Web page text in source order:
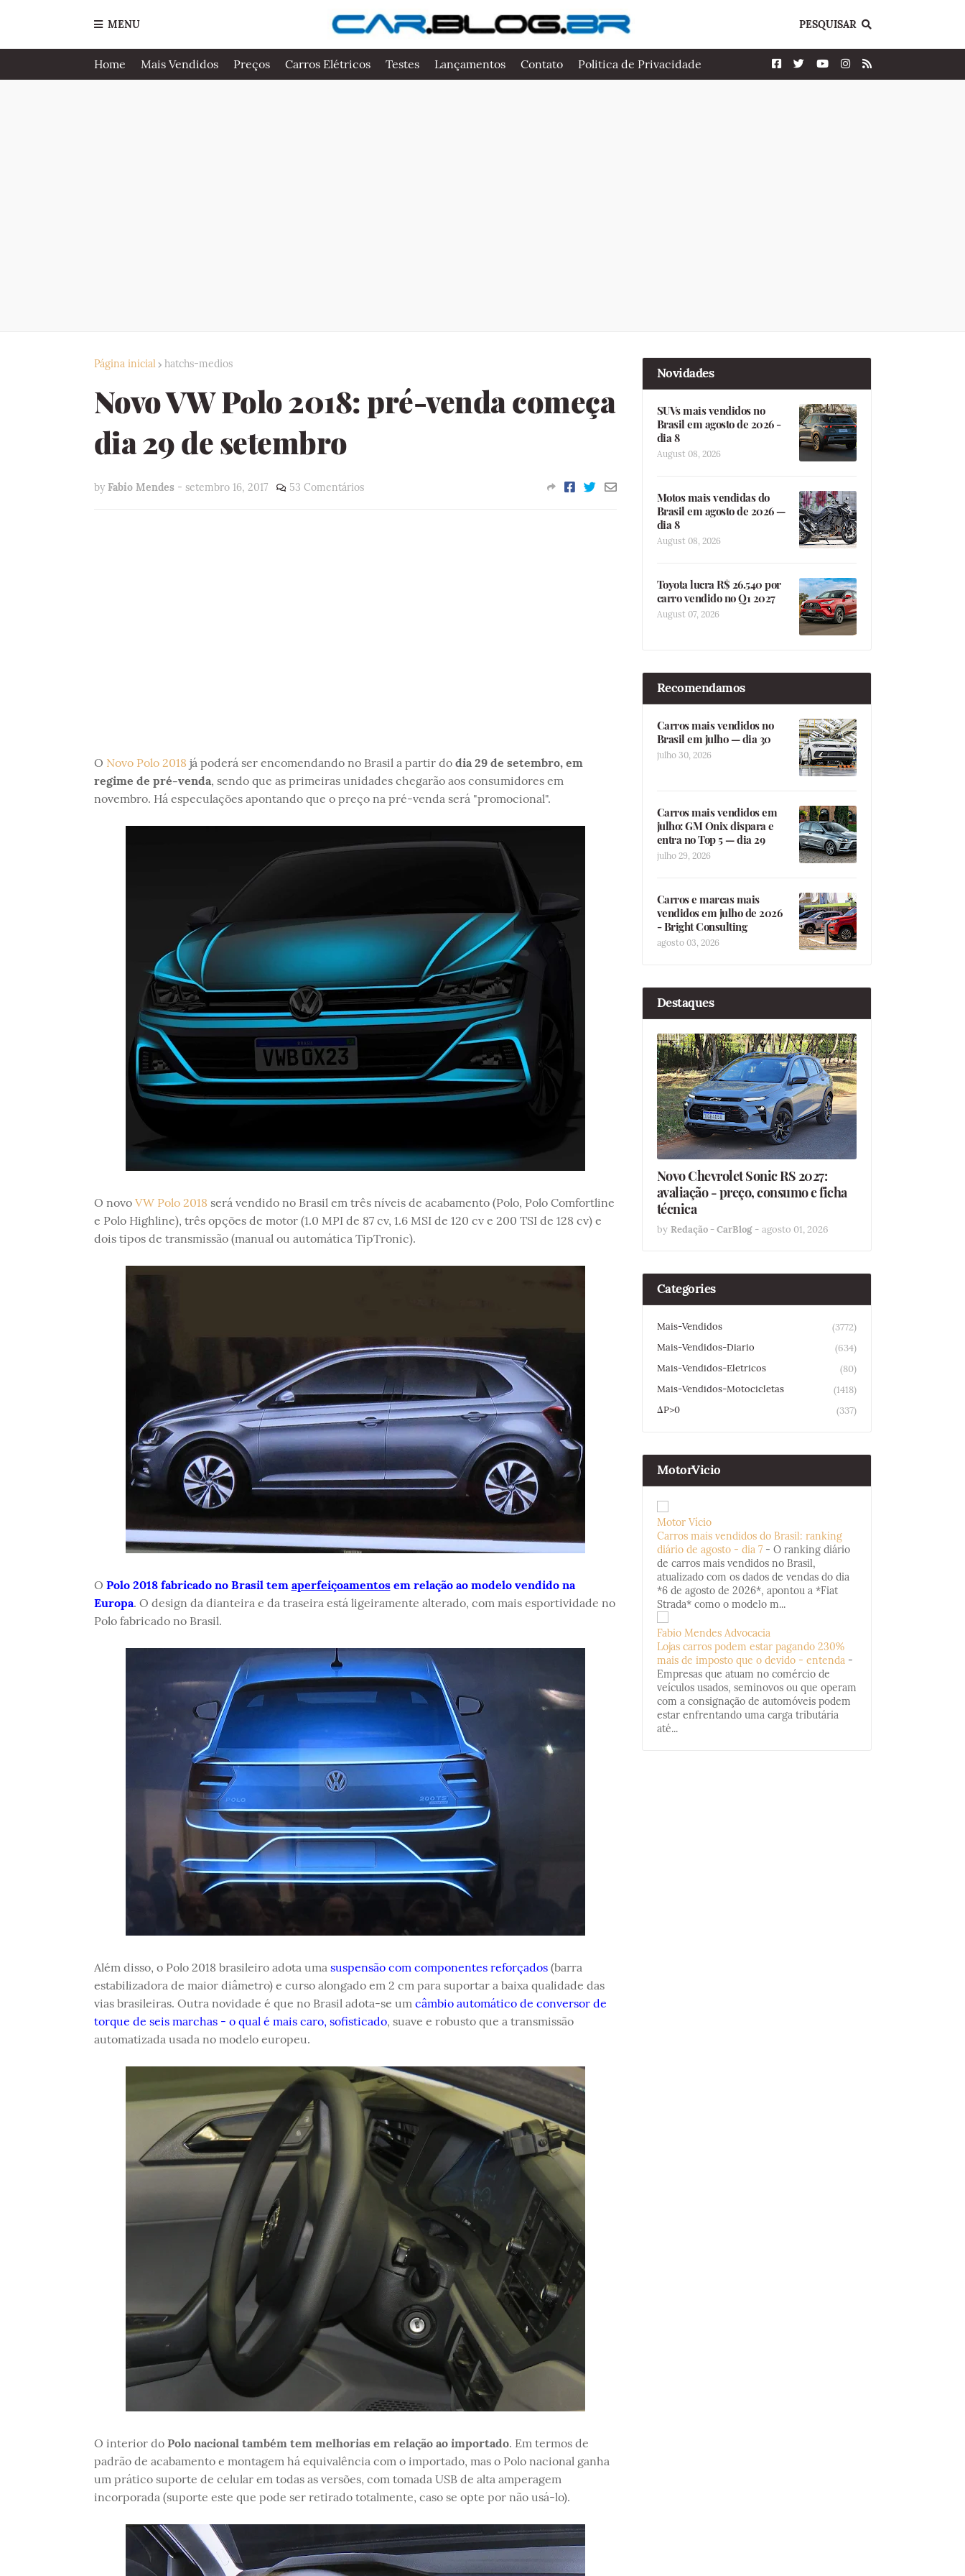
MENU PESQUISAR
Home Mais Vendidos Preços Carros Elétricos Testes Lançamentos Contato Politica de Privacidade
Página inicial hatchs-medios
Novo VW Polo 2018: pré-venda começa
dia 29 de setembro
by Fabio Mendes - setembro 16, 2017 53 Comentários
O Novo Polo 2018 já poderá ser encomendando no Brasil a partir do dia 29 de setembro, em
regime de pré-venda, sendo que as primeiras unidades chegarão aos consumidores em
novembro. Há especulações apontando que o preço na pré-venda será "promocional".
O novo VW Polo 2018 será vendido no Brasil em três níveis de acabamento (Polo, Polo Comfortline
e Polo Highline), três opções de motor (1.0 MPI de 87 cv, 1.6 MSI de 120 cv e 200 TSI de 128 cv) e
dois tipos de transmissão (manual ou automática TipTronic).
O Polo 2018 fabricado no Brasil tem aperfeiçoamentosem relação ao modelo vendido na
Europa. O design da dianteira e da traseira está ligeiramente alterado, com mais esportividade no
Polo fabricado no Brasil.
Além disso, o Polo 2018 brasileiro adota uma suspensão com componentes reforçados(barra
estabilizadora de maior diâmetro) e curso alongado em 2 cm para suportar a baixa qualidade das
vias brasileiras. Outra novidade é que no Brasil adota-se um câmbio automático de conversor de
torque de seis marchas - o qual é mais caro, sofisticado, suave e robusto que a transmissão
automatizada usada no modelo europeu.
O interior do Polo nacional também tem melhorias em relação ao importado. Em termos de
padrão de acabamento e montagem há equivalência com o importado, mas o Polo nacional ganha
um prático suporte de celular em todas as versões, com tomada USB de alta amperagem
incorporada (suporte este que pode ser retirado totalmente, caso se opte por não usá-lo).
Novidades
SUVs mais vendidos no
Brasil em agosto de 2026 -
dia 8
August 08, 2026
Motos mais vendidas do
Brasil em agosto de 2026 —
dia 8
August 08, 2026
Toyota lucra R$ 26.540 por
carro vendido no Q1 2027
August 07, 2026
Recomendamos
Carros mais vendidos no
Brasil em julho — dia 30
julho 30, 2026
Carros mais vendidos em
julho: GM Onix dispara e
entra no Top 5 — dia 29
julho 29, 2026
Carros e marcas mais
vendidos em julho de 2026
- Bright Consulting
agosto 03, 2026
Destaques
Novo Chevrolet Sonic RS 2027:
avaliação - preço, consumo e ficha
técnica
by Redação - CarBlog - agosto 01, 2026
Categories
Mais-Vendidos
(3772)
Mais-Vendidos-Diario
(634)
Mais-Vendidos-Eletricos
(80)
Mais-Vendidos-Motocicletas
(1418)
ΔP>0
(337)
MotorVicio
Motor Vício
Carros mais vendidos do Brasil: ranking
diário de agosto - dia 7 - O ranking diário
de carros mais vendidos no Brasil,
atualizado com os dados de vendas do dia
*6 de agosto de 2026*, apontou a *Fiat
Strada* como o modelo m...
Fabio Mendes Advocacia
Lojas carros podem estar pagando 230%
mais de imposto que o devido - entenda -
Empresas que atuam no comércio de
veículos usados, seminovos ou que operam
com a consignação de automóveis podem
estar enfrentando uma carga tributária
até...